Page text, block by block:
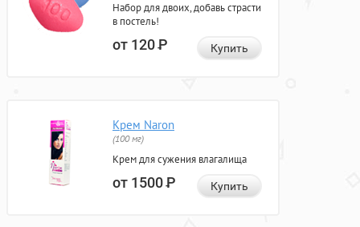
Набор для двоих, добавь страсти
в постель!
от 120Р Купить
Крем Naron
(100 мг)
Крем для сужения влагалища
от 1500Р Купить